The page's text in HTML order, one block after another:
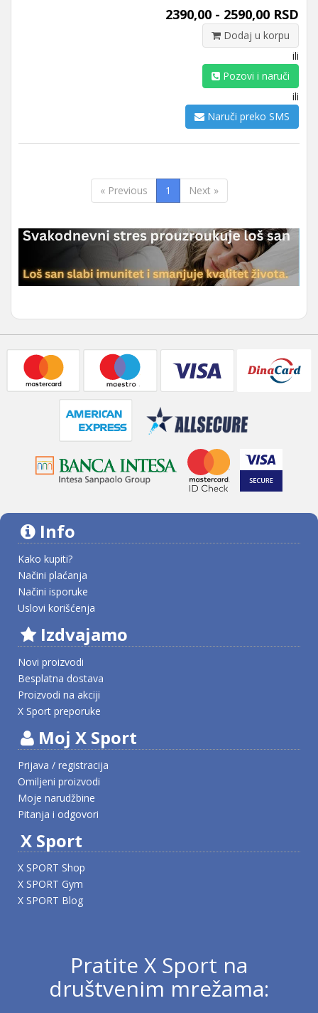
2390,00 - 2590,00 RSD
Dodaj u korpu
ili
Pozovi i naruči
ili
Naruči preko SMS
« Previous 1 Next »
Info
Kako kupiti?
Načini plaćanja
Načini isporuke
Uslovi korišćenja
Izdvajamo
Novi proizvodi
Besplatna dostava
Proizvodi na akciji
X Sport preporuke
Moj X Sport
Prijava / registracija
Omiljeni proizvodi
Moje narudžbine
Pitanja i odgovori
X Sport
X SPORT Shop
X SPORT Gym
X SPORT Blog
Pratite X Sport na
društvenim mrežama: